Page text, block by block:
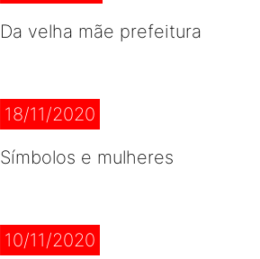
Da velha mãe prefeitura
18/11/2020
Símbolos e mulheres
10/11/2020